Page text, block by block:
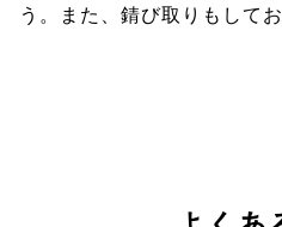
う。また、錆び取りもして